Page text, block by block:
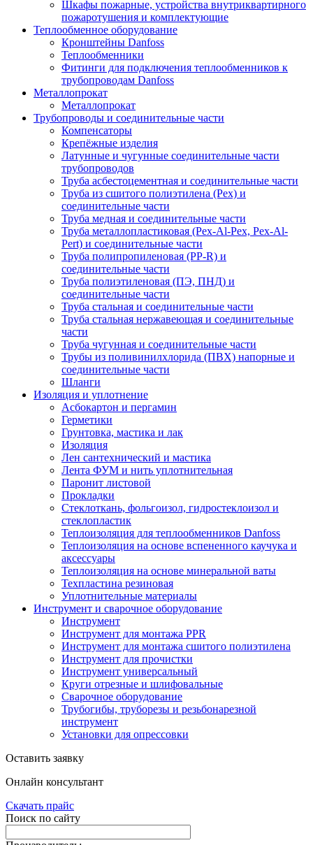
Шкафы пожарные, устройства внутриквартирного
пожаротушения и комплектующие
Теплообменное оборудование
Кронштейны Danfoss
Теплообменники
Фитинги для подключения теплообменников к
трубопроводам Danfoss
Металлопрокат
Металлопрокат
Трубопроводы и соединительные части
Компенсаторы
Крепёжные изделия
Латунные и чугунные соединительные части
трубопроводов
Труба асбестоцементная и соединительные части
Труба из сшитого полиэтилена (Pex) и
соединительные части
Труба медная и соединительные части
Труба металлопластиковая (Pex-Al-Pex, Pex-Al-
Pert) и соединительные части
Труба полипропиленовая (PP-R) и
соединительные части
Труба полиэтиленовая (ПЭ, ПНД) и
соединительные части
Труба стальная и соединительные части
Труба стальная нержавеющая и соединительные
части
Труба чугунная и соединительные части
Трубы из поливинилхлорида (ПВХ) напорные и
соединительные части
Шланги
Изоляция и уплотнение
Асбокартон и пергамин
Герметики
Грунтовка, мастика и лак
Изоляция
Лен сантехнический и мастика
Лента ФУМ и нить уплотнительная
Паронит листовой
Прокладки
Стеклоткань, фольгоизол, гидростеклоизол и
стеклопластик
Теплоизоляция для теплообменников Danfoss
Теплоизоляция на основе вспененного каучука и
аксессуары
Теплоизоляция на основе минеральной ваты
Техпластина резиновая
Уплотнительные материалы
Инструмент и сварочное оборудование
Инструмент
Инструмент для монтажа PPR
Инструмент для монтажа сшитого полиэтилена
Инструмент для прочистки
Инструмент универсальный
Круги отрезные и шлифовальные
Сварочное оборудование
Трубогибы, труборезы и резьбонарезной
инструмент
Установки для опрессовки
Оставить заявку
Онлайн консультант
Скачать прайс
Поиск по сайту